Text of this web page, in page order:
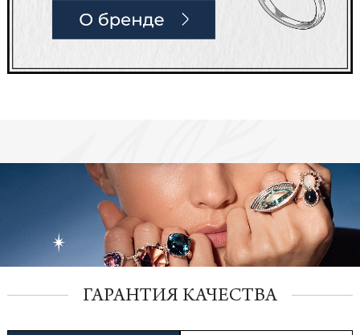
ГАРАНТИЯ КАЧЕСТВА